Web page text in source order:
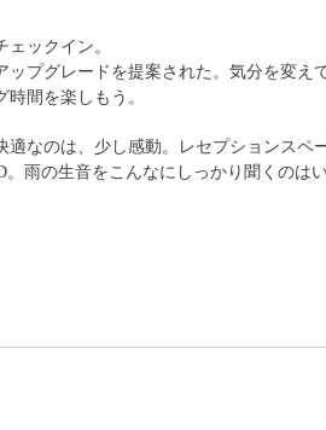
ックイン。
ップグレードを提案された。気分を変え
間を楽しもう。
適なのは、少し感動。レセプションスペ
。雨の生音をこんなにしっかり聞くのは